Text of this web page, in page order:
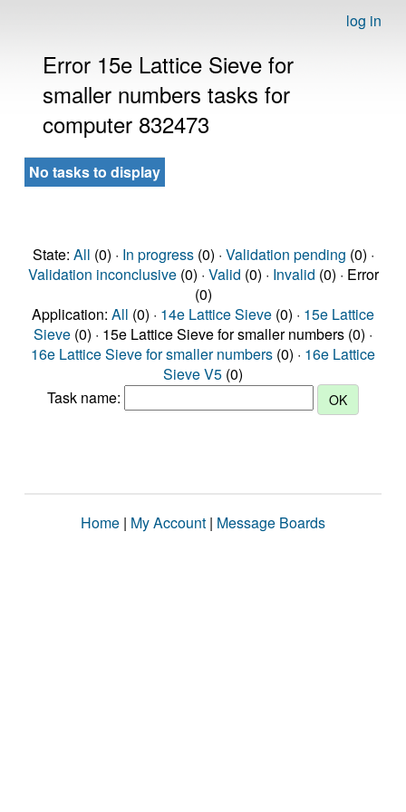
log in
Error 15e Lattice Sieve for
smaller numbers tasks for
computer 832473
No tasks to display
State: All (0) · In progress(0) · Validation pending (0) ·
Validation inconclusive(0) · Valid (0) · Invalid (0) · Error
(0)
Application: All (0) · 14e Lattice Sieve (0) · 15e Lattice
Sieve (0) · 15e Lattice Sieve for smaller numbers (0) ·
16e Lattice Sieve for smaller numbers (0) · 16e Lattice
Sieve V5 (0)
Task name:
Home | My Account | Message Boards